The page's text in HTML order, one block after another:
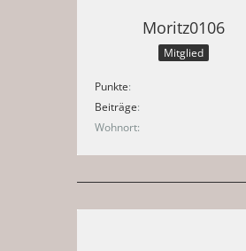
Moritz0106
Mitglied
Punkte
Beiträge
Wohnort